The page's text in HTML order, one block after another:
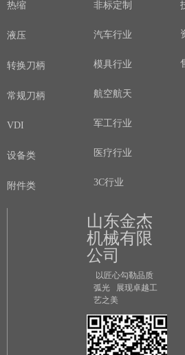
热缩
液压
转换刀柄
常规刀柄
VDI
设备类
附件类
非标定制
汽车行业
模具行业
航空航天
军工行业
医疗行业
3C行业
山东金杰
机械有限
公司
以匠心勾勒品质
弧光 展现卓越工
艺之美